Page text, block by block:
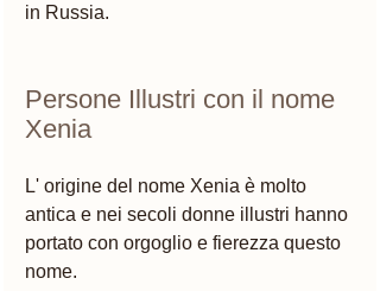
in Russia.
Persone Illustri con il nome
Xenia
L' origine del nome Xenia è molto
antica e nei secoli donne illustri hanno
portato con orgoglio e fierezza questo
nome.